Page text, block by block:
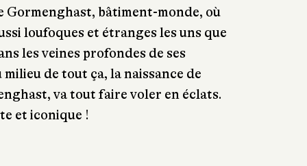
Gormenghast, bâtiment-monde, où
loufoques et étranges les uns que
les veines profondes de ses
de tout ça, la naissance de
va tout faire voler en éclats.
et iconique !